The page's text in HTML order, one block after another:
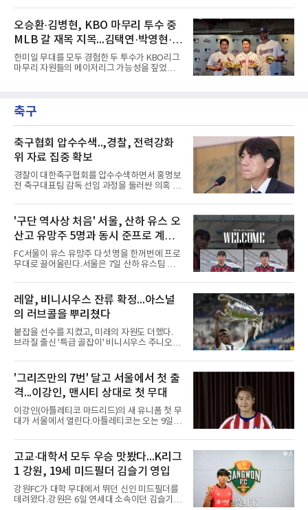
리더를 선택한 것이다.외국인 대체 투수 구성도
마찬가지다. 메이저리그
월 퓨처스 루키상 수상자로 두 선수를 선정했다
고 밝혔다. 대체 선수 대비 승리 기여도(WAR)를
기준으로 전준표가 0.63, 손용준이 0.73으로 각
각 투수와 타자 부문 1위에 올랐다.전준표의 7월
은 완벽했다. 두 경기에 모두 선발 등판해 11이
닝 무실점으로 2승을 챙겼다. 월간 평균자책점
0.00으로 전체 1위, 이닝당 출루허용률(WHIP)
방망이로 존재감을 드러냈다. 지난달 퓨처스리
그 전체에서 가장 많은 20안타를 때
오승환·김병현, KBO 마무리 투수 중
MLB 갈 재목 지목...김택연·박영현·조
병현
한미일 무대를 모두 경험한 두 투수가 KBO리그
마무리 자원들의 메이저리그 가능성을 짚었다.
(kt wiz), 조병현(SSG 랜더스)을 지목했다. 그는
KBO리그에 구속과 신체 능력이 좋은 선수가 많
환은 이들이 경기 운영 능력과 경험을 더 쌓으면
메이저리그 진출이 가능하다면서도, 지금보다
한두 단계 성장해야 성공할 수 있다고 강조했다.
김병현도 같은 방향을 짚었다. 그는 김택연과 박
영현을 꼽으며 한국에서는 최고 대우를 받지만
미국은 다르다고 조언했다.
축구
축구협회 압수수색..,경찰, 전력강화
위 자료 집중 확보
경찰이 대한축구협회를 압수수색하면서 홍명보
전 축구대표팀 감독 선임 과정을 둘러싼 의혹 규
비판이 홍 전 감독에게 집중됐지만 경찰의 시선
은 다른 곳을 향한다. 성적 부진과 별개로 선임
과정에 부당함이 있었는지가 수사의 본류다.7일
연합뉴스 취재를 종합하면 서울경찰청 광역수사
단 금융범죄수사대는 전날 축구협회 사무실 등
을 압수수색해 감독 선임 관련 자료를 다수 확보
했다. 특히 감독 후보를 검토해 이사회에 추천하
독을 1순위 후보로 정하고 검증한 과정, 이사회
의 최종 승인 경위를 살
'구단 역사상 처음' 서울, 산하 유스 오
산고 유망주 5명과 동시 준프로 계
약...ACL2 겨냥
FC서울이 유스 유망주 다섯 명을 한꺼번에 프로
무대로 끌어올린다.서울은 7일 산하 유스팀 서
다고 밝혔다. 한 번에 다섯 명과 계약한 것은 구
단 역사상 처음으로, 3학년 김강준·신지섭·이서
현·정현웅과 2학년 정하원이 대상이다.오산고의
성적이 배경이 됐다. 올 시즌 백운기 전국 고등학
교 축구대회와 코리아풋볼파크 U-18 챔피언스
컵, K리그 U-17 챔피언십을 잇달아 제패했다.시
기도 맞물렸다. 서울은 9월 시작하는 아시아축
무대 경험을 주려 했다.면면도 다양하다. 측면 공
격수 정현웅은 돌파력이
레알, 비니시우스 잔류 확정...아스널
의 러브콜을 뿌리쳤다
붙잡을 선수를 지켰고, 미래의 자원도 더했다.
브라질 출신 '특급 골잡이' 비니시우스 주니오르
이어간다.스페인 프로축구 프리메라리가 '거함'
레알 마드리드는 7일(한국시간) 비니시우스와
2032년 6월 30일까지 유효한 6년 연장 계약에
합의했다고 공식 발표했다. 비니시우스는 재계
약 확정 후 사회관계망서비스(SNS)에 베르나베
우에서의 8년은 너무 짧다며, 앞으로 6년, 그리
고 영원히 함께하겠다고 애정을 드러냈다.성사
관심을 받았는데, 18개월간 이어진 재계약 협상
이 한때 교착됐기 때문이다. 그러
'그리즈만의 7번' 달고 서울에서 첫 출
격...이강인, 맨시티 상대로 첫 무대
이강인(아틀레티코 마드리드)의 새 유니폼 첫 무
대가 서울에서 열린다.아틀레티코는 오는 9일
와 2026 쿠팡플레이 시리즈 친선 경기를 치른다.
구단 소집 명단에 이강인이 포함되면서 변수가
없는 한 그의 첫 출격은 서울이 된다.등번호부터
무게가 실렸다. 이강인은 첫 경기부터 7번을 단
다. 2010년대 팀의 전성기를 이끈 앙투안 그리즈
만이 달았던 번호다.합류 과정은 순탄치 않았다.
스페인으로 건너가려던 그는 병역 특례 행정 절
고교·대학서 모두 우승 맛봤다...K리그
1 강원, 19세 미드필더 김슬기 영입
강원FC가 대학 무대에서 뛰던 신인 미드필더를
데려왔다.강원은 6일 연세대 소속이던 김슬기